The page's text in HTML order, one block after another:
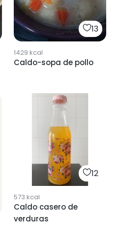
13
1429 kcal
Caldo-sopa de pollo
12
573 kcal
Caldo casero de
verduras